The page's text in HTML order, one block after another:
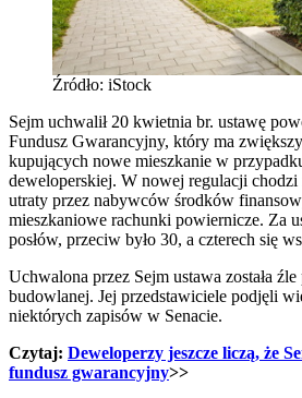
Źródło: iStock
Sejm uchwalił 20 kwietnia br. ustawę
Fundusz Gwarancyjny, który ma
kupujących nowe mieszkanie w
deweloperskiej. W nowej regulacji
utraty przez nabywców środków
mieszkaniowe rachunki powiernicze. Za
posłów, przeciw było 30, a czterech się
Uchwalona przez Sejm ustawa została
budowlanej. Jej przedstawiciele podjęli
niektórych zapisów w Senacie.
Czytaj: Deweloperzy jeszcze liczą, że
fundusz gwarancyjny>>